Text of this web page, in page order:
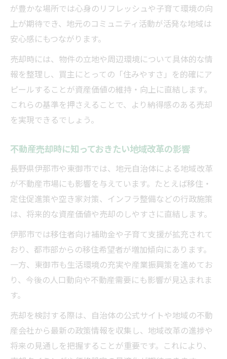
不動産売却を左右する伊那市の子育て施策
東御市の子育て支援と住みやすさの実情
不動産売却時に見るべき教育・生活環境の
違い
将来も安心できる子育て環境と不動産売却
移住支援も踏まえた不動産売却の魅力
移住支援策を最大限活用した不動産売却実
例
リット
移住者向け施策が不動産売却に与える影響
支援制度を活かした不動産売却の進め方
移住希望者に響く不動産売却のアプローチ
資産価値維持を考えた不動産売却の判断基
不動産売却時に検討すべき住環境の変化
将来の安心につながる不動産売却の進め方
が豊かな場所では心身のリフレッシュや子育て環境の向
上が期待でき、地元のコミュニティ活動が活発な地域は
安心感にもつながります。
売却時には、物件の立地や周辺環境について具体的な情
報を整理し、買主にとっての「住みやすさ」を的確にア
ピールすることが資産価値の維持・向上に直結します。
これらの基準を押さえることで、より納得感のある売却
を実現できるでしょう。
不動産売却時に知っておきたい地域改革の影響
長野県伊那市や東御市では、地元自治体による地域改革
が不動産市場にも影響を与えています。たとえば移住・
定住促進策や空き家対策、インフラ整備などの行政施策
は、将来的な資産価値や売却のしやすさに直結します。
伊那市では移住者向け補助金や子育て支援が拡充されて
おり、都市部からの移住希望者が増加傾向にあります。
一方、東御市も生活環境の充実や産業振興策を進めてお
り、今後の人口動向や不動産需要にも影響が見込まれま
す。
売却を検討する際は、自治体の公式サイトや地域の不動
産会社から最新の政策情報を収集し、地域改革の進捗や
将来の見通しを把握することが重要です。これにより、